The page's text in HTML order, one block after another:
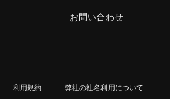
お問い合わせ
利用規約
弊社の社名利用について